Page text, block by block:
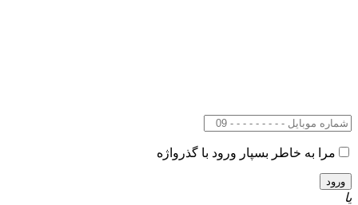
مرا به خاطر بسپار ورود با گذرواژه
یا